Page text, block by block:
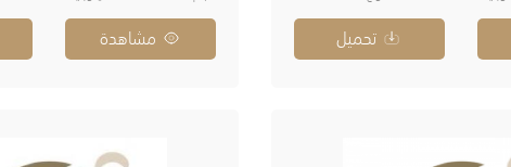
تحميل مشاهدة